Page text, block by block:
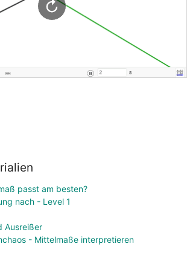
passt am besten?
nach - Level 1
Ausreißer
- Mittelmaße interpretieren